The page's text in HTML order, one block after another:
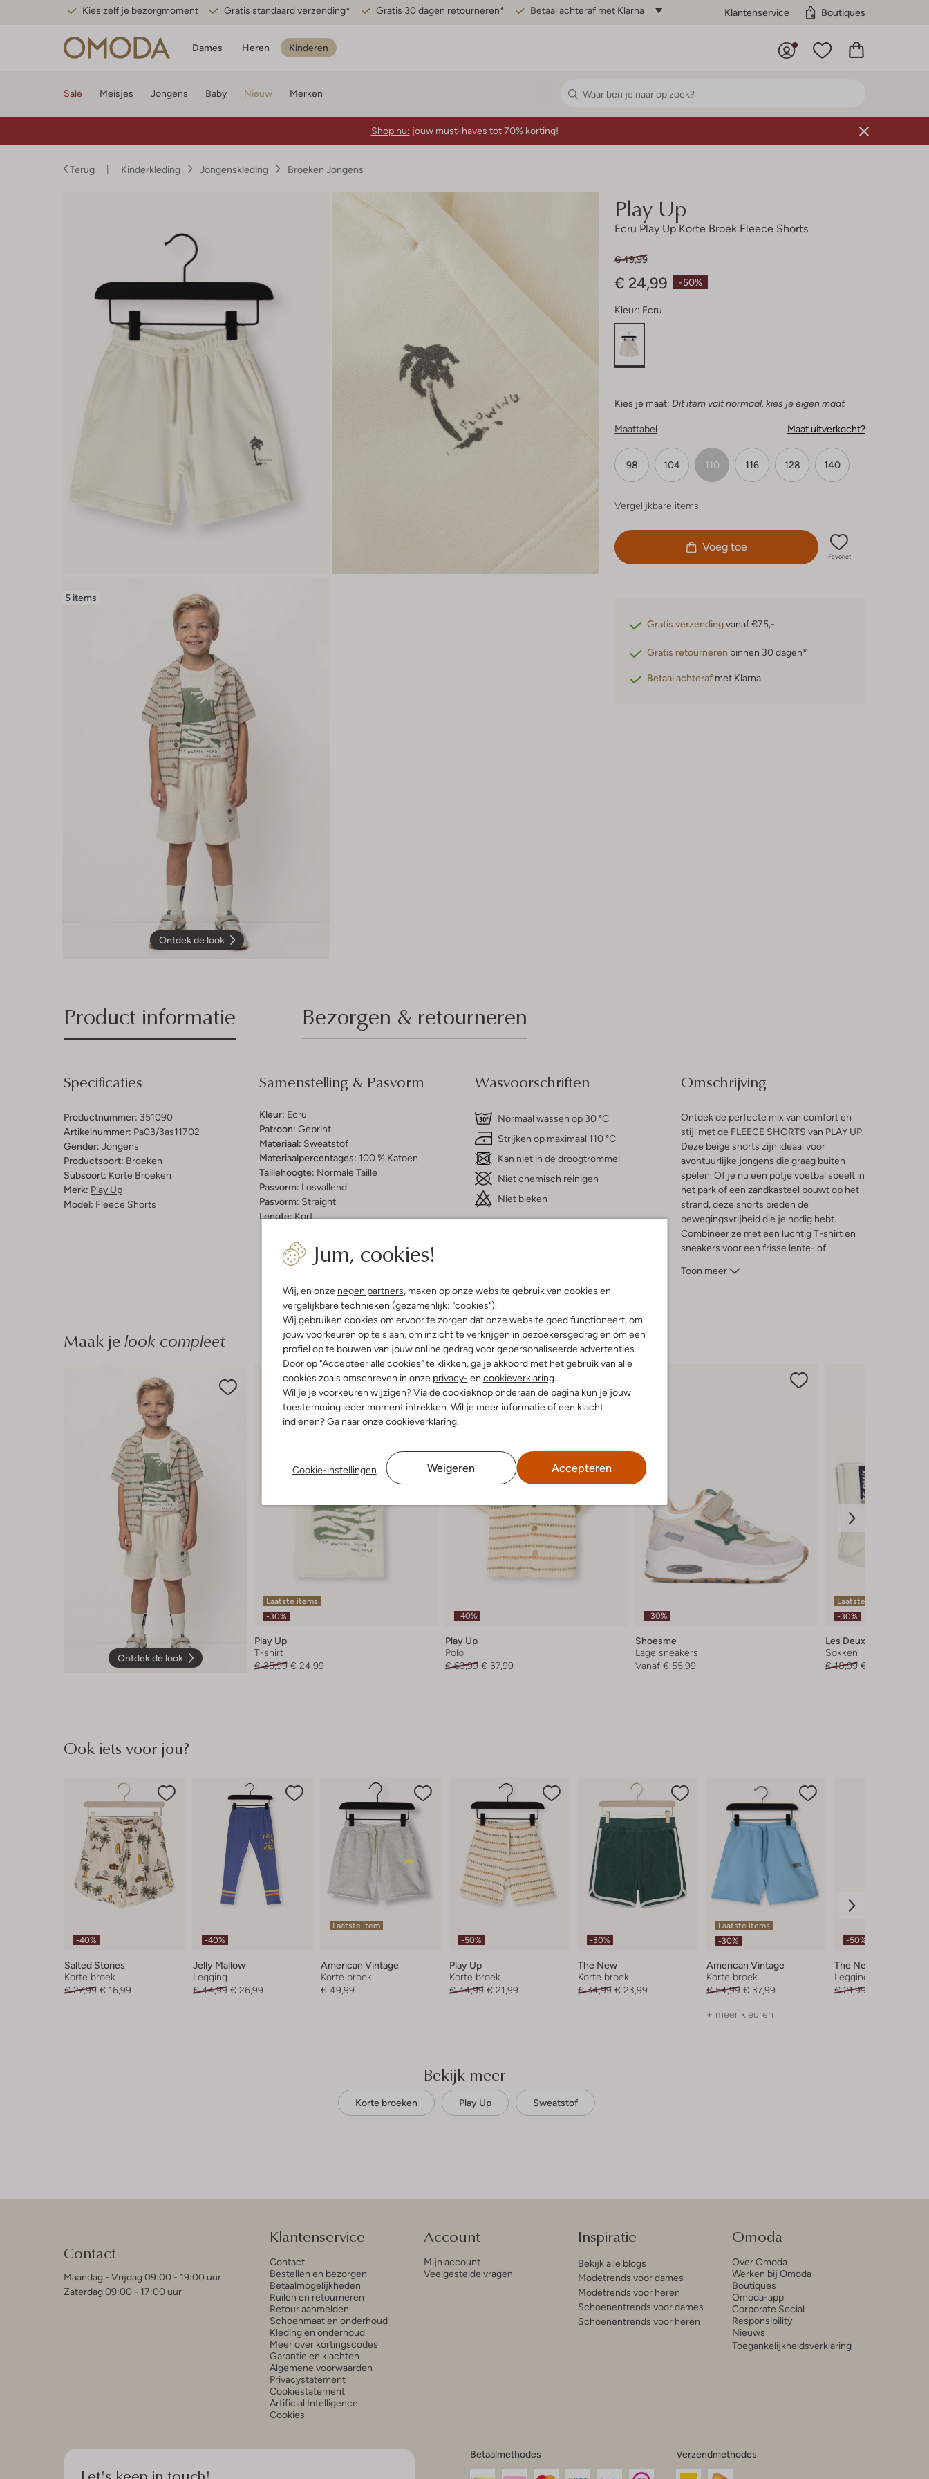
Kies zelf je bezorgmoment Gratis standaard verzending* Gratis 30 dagen retourneren* Betaal achteraf met Klarna Klantenservice Boutiques
Dames Heren Kinderen
Jum, cookies!
Wij, en onze negen partners, maken op onze website gebruik van cookies en
vergelijkbare technieken (gezamenlijk: "cookies").
Wij gebruiken cookies om ervoor te zorgen dat onze website goed functioneert, om
jouw voorkeuren op te slaan, om inzicht te verkrijgen in bezoekersgedrag en om een
profiel op te bouwen van jouw online gedrag voor gepersonaliseerde advertenties.
Door op "Accepteer alle cookies" te klikken, ga je akkoord met het gebruik van alle
cookies zoals omschreven in onze privacy- en cookieverklaring.
Wil je je voorkeuren wijzigen? Via de cookieknop onderaan de pagina kun je jouw
toestemming ieder moment intrekken. Wil je meer informatie of een klacht
indienen? Ga naar onzecookieverklaring.
Cookie-instellingen Weigeren Accepteren
Sale Meisjes Jongens Baby Nieuw Merken
Shop nu: jouw must-haves tot 70% korting!
Terug Kinderkleding Jongenskleding Broeken Jongens
5 items
Ontdek de look
Play Up
Ecru Play Up Korte Broek Fleece Shorts
-50%
€ 49,99
€ 24,99
Kleur: Ecru
Kies je maat: Dit item valt normaal, kies je eigen maat
Maattabel Maat uitverkocht?
98 104 110 116 128 140
Vergelijkbare items
Voeg toe
Favoriet
Gratis verzendingvanaf €75,-
Gratis retourneren binnen 30 dagen*
Betaal achteraf met Klarna
Product informatie Bezorgen & retourneren
Specificaties
Productnummer: 351090
Artikelnummer: Pa03/3as11702
Gender: Jongens
Productsoort: Broeken
Subsoort: Korte Broeken
Merk: Play Up
Model: Fleece Shorts
Samenstelling & Pasvorm
Kleur: Ecru
Patroon: Geprint
Materiaal: Sweatstof
Materiaalpercentages: 100 % Katoen
Taillehoogte: Normale Taille
Pasvorm: Losvallend
Pasvorm: Straight
Lengte:Kort
Wasvoorschriften
Normaal wassen op 30 °C
Strijken op maximaal 110 °C
Kan niet in de droogtrommel
Niet chemisch reinigen
Niet bleken
Omschrijving
Ontdek de perfecte mix van comfort en
stijl met de FLEECE SHORTS van PLAY UP.
Deze beige shorts zijn ideaal voor
avontuurlijke jongens die graag buiten
spelen. Of je nu een potje voetbal speelt in
het park of een zandkasteel bouwt op het
strand, deze shorts bieden de
bewegingsvrijheid die je nodig hebt.
Combineer ze met een luchtig T-shirt en
sneakers voor een frisse lente- of
aan op de huid, waardoor je de hele dag
Toon meer
Maak je look compleet
Ontdek de look
Laatste items
-30%
Play Up
T-shirt
€ 35,99 € 24,99
-40%
Play Up
Polo
€ 63,99 € 37,99
-30%
Shoesme
Lage sneakers
Vanaf € 55,99
Laatste items
-30%
Les Deux
Sokken
€ 18,99 € 12,99
Ook iets voor jou?
-40%
Salted Stories
Korte broek
€ 27,99 € 16,99
-40%
Jelly Mallow
Legging
€ 44,99 € 26,99
Laatste item
American Vintage
Korte broek
€ 49,99
-50%
Play Up
Korte broek
€ 44,99 € 21,99
-30%
The New
Korte broek
€ 34,99 € 23,99
Laatste items
-30%
American Vintage
Korte broek
€ 54,99 € 37,99
+ meer kleuren
-50%
The New
Legging
€ 21,99
Bekijk meer
Korte broeken Play Up Sweatstof
Contact
Maandag - Vrijdag 09:00 - 19:00 uur
Zaterdag 09:00 - 17:00 uur
Klantenservice
Contact
Bestellen en bezorgen
Betaalmogelijkheden
Ruilen en retourneren
Retour aanmelden
Schoenmaat en onderhoud
Kleding en onderhoud
Meer over kortingscodes
Garantie en klachten
Algemene voorwaarden
Privacystatement
Cookiestatement
Artificial Intelligence
Cookies
Account
Mijn account
Veelgestelde vragen
Inspiratie
Bekijk alle blogs
Modetrends voor dames
Modetrends voor heren
Schoenentrends voor dames
Schoenentrends voor heren
Omoda
Over Omoda
Werken bij Omoda
Boutiques
Omoda-app
Corporate Social
Responsibility
Nieuws
Toegankelijkheidsverklaring
Betaalmethodes Verzendmethodes